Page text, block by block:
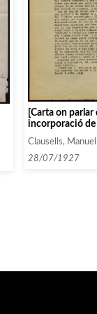
[Carta on parlar
incorporació de
personatges
Giravolt de Maig]
Clausells, Manuel
28/07/1927